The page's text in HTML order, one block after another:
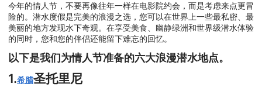
今年的情人节，不要再像往年一样在电影院约会，而是考虑来点更冒
险的。潜水度假是完美的浪漫之选，您可以在世界上一些最私密、最
美丽的地方发现水下奇观。在享受美食、幽静绿洲和世界级潜水体验
的同时，您和您的伴侣还能留下难忘的回忆。
以下是我们为情人节准备的六大浪漫潜水地点。
1.希腊圣托里尼